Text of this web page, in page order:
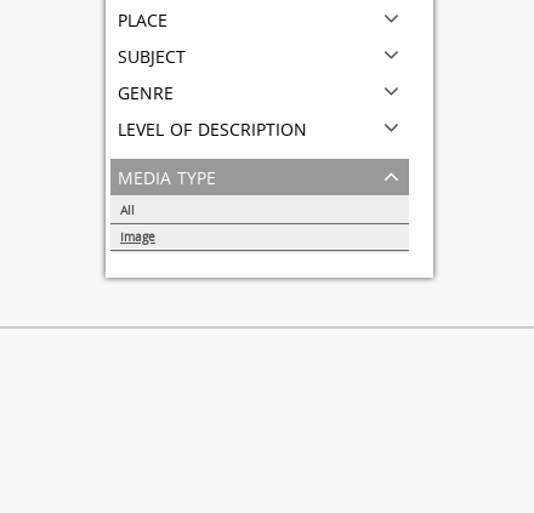
place
subject
genre
level of description
media type
All
Image